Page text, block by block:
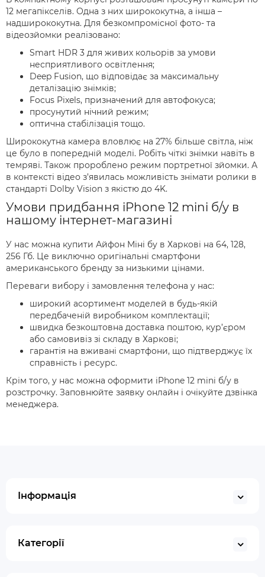
12 мегапікселів. Одна з них ширококутна, а інша –
надширококутна. Для безкомпромісної фото- та
відеозйомки реалізовано:
Smart HDR 3 для живих кольорів за умови
несприятливого освітлення;
Deep Fusion, що відповідає за максимальну
деталізацію знімків;
Focus Pixels, призначений для автофокуса;
просунутий нічний режим;
оптична стабілізація тощо.
Ширококутна камера вловлює на 27% більше світла, ніж
це було в попередній моделі. Робіть чіткі знімки навіть в
темряві. Також пророблено режим портретної зйомки. А
в контексті відео з’явилась можливість знімати ролики в
стандарті Dolby Vision з якістю до 4K.
Умови придбання iPhone 12 mini б/у в
нашому інтернет-магазині
У нас можна купити Айфон Міні бу в Харкові на 64, 128,
256 Гб. Це виключно оригінальні смартфони
американського бренду за низькими цінами.
Переваги вибору і замовлення телефона у нас:
широкий асортимент моделей в будь-якій
передбаченій виробником комплектації;
швидка безкоштовна доставка поштою, кур’єром
або самовивіз зі складу в Харкові;
гарантія на вживані смартфони, що підтверджує їх
справність і ресурс.
Крім того, у нас можна оформити iPhone 12 mini б/у в
розстрочку. Заповнюйте заявку онлайн і очікуйте дзвінка
менеджера.
Інформація
Категорії